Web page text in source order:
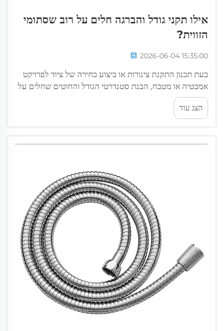
אילו תקני גודל והברגה חלים על רוב שסתומי
הזווית?
2026-06-04 15:35:00
בעת תכנון התקנת צינורות או ביצוע בחירה של ציוד לפרויקט
אמבטיה או מטבח, הבנת סטנדרטי הגודל והחוטים שחלים על
שסתומים זוויתיים היא חיונית כדי להשיג חיבורים ללא דליפות
ולפי התקנות. שסתומים זוויתיים...
הצג עוד